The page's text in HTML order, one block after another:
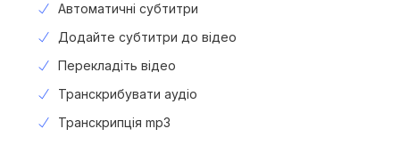
Автоматичні субтитри
Додайте субтитри до відео
Перекладіть відео
Транскрибувати аудіо
Транскрипція mp3